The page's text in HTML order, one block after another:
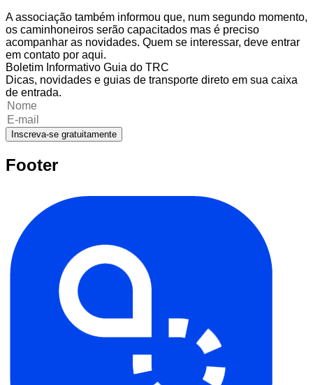
A associação também informou que, num segundo momento,
os caminhoneiros serão capacitados mas é preciso
acompanhar as novidades. Quem se interessar, deve entrar
em contato por aqui.
Boletim Informativo Guia do TRC
Dicas, novidades e guias de transporte direto em sua caixa
de entrada.
Inscreva-se gratuitamente
Footer